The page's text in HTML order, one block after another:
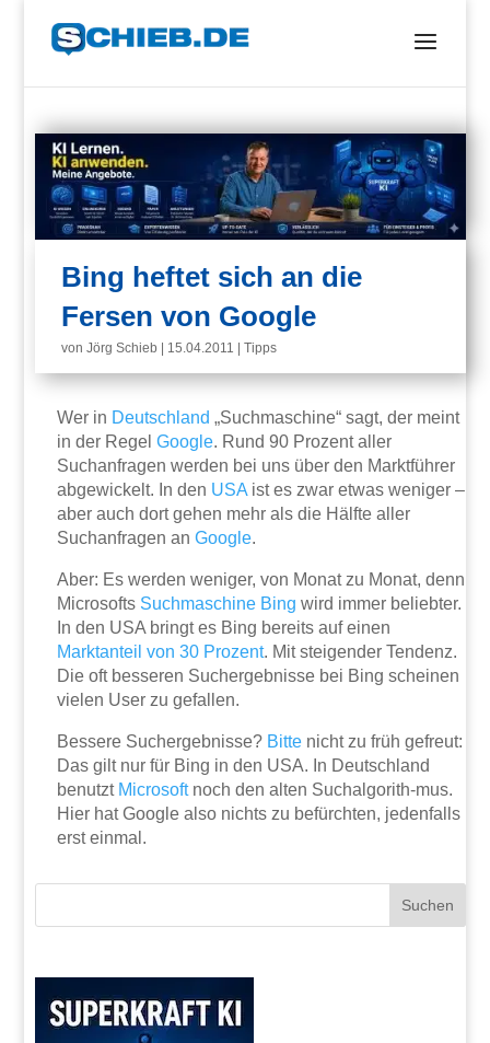
Bing heftet sich an die
Fersen von Google
vonJörg Schieb 15.04.2011 |Tipps
Wer in Deutschland „Suchmaschine“ sagt, der meint
in der RegelGoogle. Rund 90 Prozent aller
Suchanfragen werden bei uns über den Marktführer
abgewickelt. In den USAist es zwar etwas weniger –
aber auch dort gehen mehr als die Hälfte aller
Suchanfragen anGoogle.
Aber: Es werden weniger, von Monat zu Monat, denn
Microsofts Suchmaschine Bing wird immer beliebter.
In den USA bringt es Bing bereits auf einen
Marktanteil von 30 Prozent. Mit steigender Tendenz.
Die oft besseren Suchergebnisse bei Bing scheinen
vielen User zu gefallen.
Bessere Suchergebnisse? Bitte nicht zu früh gefreut:
Das gilt nur für Bing in den USA. In Deutschland
benutzt Microsoftnoch den alten Suchalgorith-mus.
Hier hat Google also nichts zu befürchten, jedenfalls
erst einmal.